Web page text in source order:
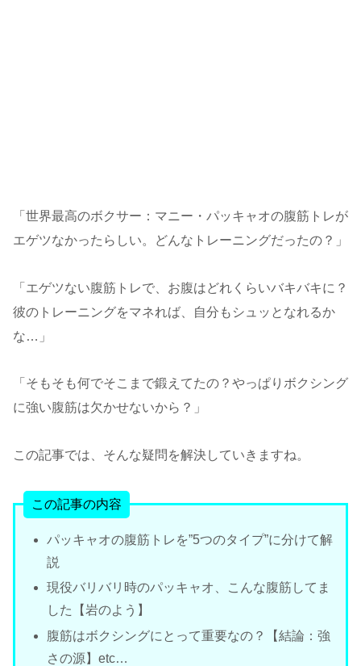
「世界最高のボクサー：マニー・パッキャオの腹筋トレが
エゲツなかったらしい。どんなトレーニングだったの？」
「エゲツない腹筋トレで、お腹はどれくらいバキバキに？
彼のトレーニングをマネれば、自分もシュッとなれるか
な…」
「そもそも何でそこまで鍛えてたの？やっぱりボクシング
に強い腹筋は欠かせないから？」
この記事では、そんな疑問を解決していきますね。
この記事の内容
パッキャオの腹筋トレを”5つのタイプ”に分けて解
説
現役バリバリ時のパッキャオ、こんな腹筋してま
した【岩のよう】
腹筋はボクシングにとって重要なの？【結論：強
さの源】etc…